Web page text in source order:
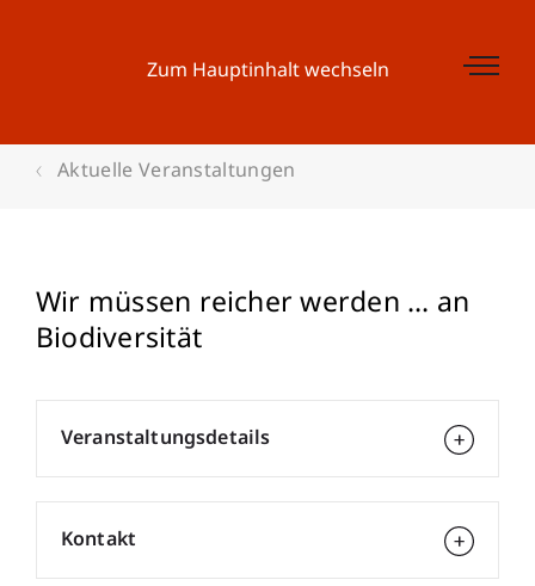
Zum Hauptinhalt wechseln
Aktuelle Veranstaltungen
Wir müssen reicher werden ... an
Biodiversität
Veranstaltungsdetails
Kontakt